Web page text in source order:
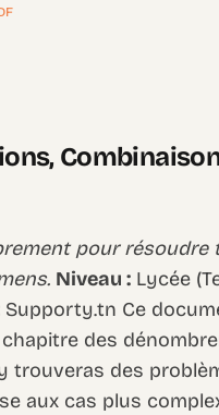
pour résoudre
Niveau : Lycée
Supporty.tn Ce
des
trouveras des
aux cas plus